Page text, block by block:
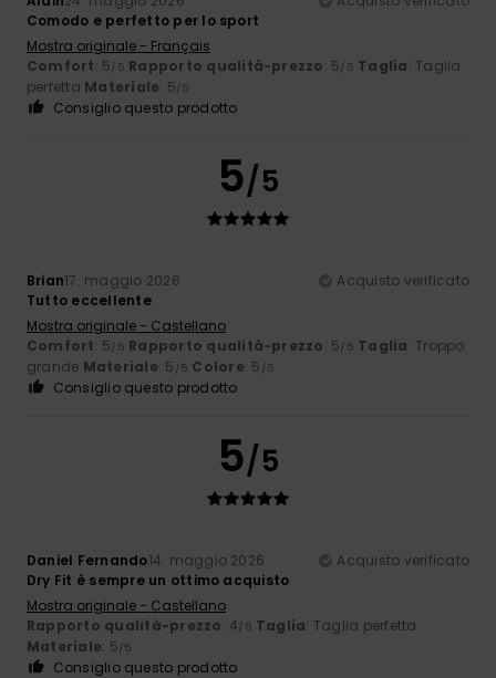
Comodo e perfetto per lo sport
Mostra originale - Français
Comfort: 5/5 Rapporto qualità-prezzo: 5/5 Taglia: Taglia
perfetta Materiale: 5/5
Consiglio questo prodotto
5/5
Brian17. maggio 2026
Acquisto verificato
Tutto eccellente
Mostra originale - Castellano
Comfort: 5/5 Rapporto qualità-prezzo: 5/5 Taglia: Troppo
grande Materiale: 5 /5 Colore: 5 /5
Consiglio questo prodotto
5/5
Daniel Fernando14. maggio 2026
Acquisto verificato
Dry Fit è sempre un ottimo acquisto
Mostra originale - Castellano
Rapporto qualità-prezzo: 4/5 Taglia: Taglia perfetta
Materiale: 5/5
Consiglio questo prodotto